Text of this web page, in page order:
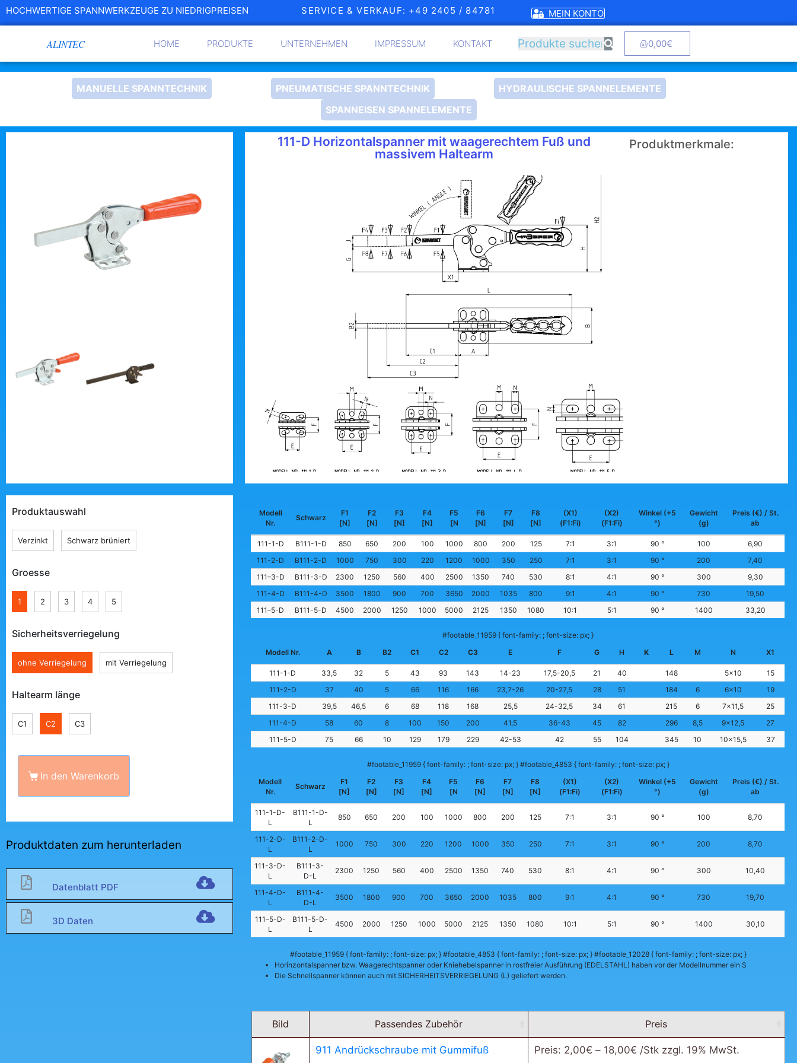
HOCHWERTIGE SPANNWERKZEUGE ZU NIEDRIGPREISEN SERVICE & VERKAUF: +49 2405 / 84781 MEIN KONTO
HOME PRODUKTE UNTERNEHMEN IMPRESSUM KONTAKT 0,00€
MANUELLE SPANNTECHNIK PNEUMATISCHE SPANNTECHNIK
HYDRAULISCHE SPANNELEMENTE
SPANNEISEN SPANNELEMENTE
111-D Horizontalspanner mit waagerechtem Fuß und
massivem Haltearm
Produktmerkmale:
Produktauswahl
Verzinkt Schwarz brüniert
Groesse
1 2 3 4 5
Sicherheitsverriegelung
ohne Verriegelung mit Verriegelung
Haltearm länge
C1 C2 C3
In den Warenkorb
Produktdaten zum herunterladen
Datenblatt PDF
3D Daten
Modell
Nr.
Schwarz
F1
[N]
F2
[N]
F3
[N]
F4
[N]
F5
[N
F6
[N]
F7
[N]
F8
[N]
(X1)
(F1:Fi)
(X2)
(F1:Fi)
Winkel (+5
°)
Gewicht
(g)
Preis (€) / St.
ab
111-1-D B111-1-D 850 650 200 100 1000 800 200 125 7:1 3:1 90 ° 100
6,90
111-2-D
B111-2-D 1000 750 300 220 1200 1000 350 250 7:1 3:1 90 ° 200
7,40
111–3-D
B111-3-D 2300 1250 560 400 2500 1350 740 530 8:1 4:1 90 ° 300
9,30
111-4-D
B111-4-D 3500 1800 900 700 3650 2000 1035 800 9:1 4:1 90 ° 730
19,50
111–5-D
B111-5-D 4500 2000 1250 1000 5000 2125 1350 1080 10:1 5:1 90 ° 1400 33,20
#footable_11959 { font-family: ; font-size: px; }
Modell Nr.
A B B2 C1 C2 C3 E F G H K L M N X1
111-1-D 33,5 32 5 43 93 143 14-23 17,5-20,5 21 40 148 5×10
15
111-2-D
37 40 5 66 116 166 23,7-26 20-27,5 28 51 184 6 6×10
19
111-3-D
39,5 46,5 6 68 118 168 25,5 24-32,5 34 61 215 6 7×11,5
25
111-4-D
58 60 8 100 150 200 41,5 36-43 45 82 296 8,5 9×12,5
27
111-5-D
75 66 10 129 179 229 42-53 42 55 104 345 10 10×15,5 37
#footable_11959 { font-family: ; font-size: px; } #footable_4853 { font-family: ; font-size: px; }
Modell
Nr.
Schwarz
F1
[N]
F2
[N]
F3
[N]
F4
[N]
F5
[N
F6
[N]
F7
[N]
F8
[N]
(X1)
(F1:Fi)
(X2)
(F1:Fi)
Winkel (+5
°)
Gewicht
(g)
Preis (€) / St.
ab
111-1-D-
L
B111-1-D-
L
850 650 200 100 1000 800 200 125 7:1 3:1 90 ° 100 8,70
111-2-D-
L
B111-2-D-
L
1000 750 300 220 1200 1000 350 250 7:1 3:1 90 ° 200 8,70
111-3-D-
L
B111-3-
D-L
2300 1250 560 400 2500 1350 740 530 8:1 4:1 90 ° 300 10,40
111-4-D-
L
B111-4-
D-L
3500 1800 900 700 3650 2000 1035 800 9:1 4:1 90 ° 730 19,70
111–5-D-
L
B111-5-D-
L
4500 2000 1250 1000 5000 2125 1350 1080 10:1 5:1 90 ° 1400 30,10
#footable_11959 { font-family: ; font-size: px; } #footable_4853 { font-family: ; font-size: px; } #footable_12028 { font-family: ; font-size: px; }
Horinzontalspanner bzw. Waagerechtspanner oder Kniehebelspanner in rostfreier Ausführung (EDELSTAHL) haben vor der Modellnummer ein S
Die Schnellspanner können auch mit SICHERHEITSVERRIEGELUNG (L) geliefert werden.
Bild Passendes Zubehör Preis
911 Andrückschraube mit Gummifuß Preis: 2,00€ – 18,00€ /Stk zzgl. 19% MwSt.